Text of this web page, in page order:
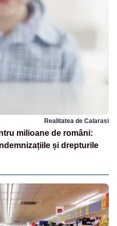
Realitatea de Calarasi
milioane de români:
și drepturile